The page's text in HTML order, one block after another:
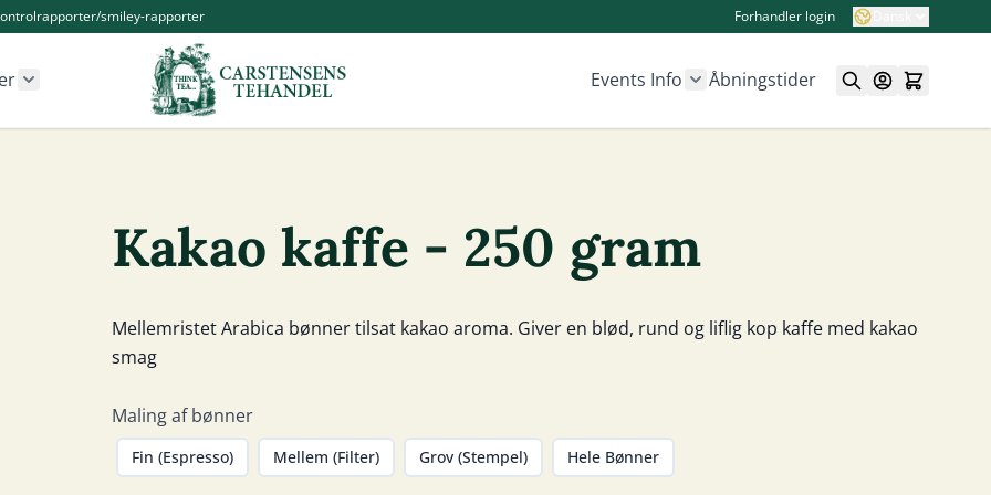
smiley-rapporter Forhandler login
Kander og Tilbehør category
Show submenu for Øvrige produkter category
Events Info
Åbningstider
Kakao kaffe - 250 gram
Mellemristet Arabica bønner tilsat kakao aroma. Giver en blød, rund og liflig kop kaffe med kakao
smag
Maling af bønner
Fin (Espresso) Mellem (Filter) Grov (Stempel) Hele Bønner